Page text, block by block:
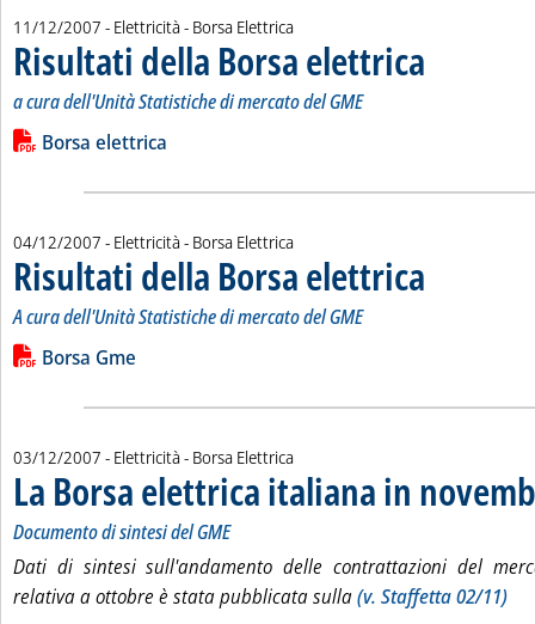
11/12/2007 - Elettricità - Borsa Elettrica
Risultati della Borsa elettrica
a cura dell'Unità Statistiche di mercato del GME
Leggi tutta la notizia: 'Risultati della Borsa elettrica '
Lista allegati PDF alla notizia
Borsa elettrica
04/12/2007 - Elettricità - Borsa Elettrica
Risultati della Borsa elettrica
A cura dell'Unità Statistiche di mercato del GME
Leggi tutta la notizia: 'Risultati della Borsa elettrica'
Lista allegati PDF alla notizia
Borsa Gme
03/12/2007 - Elettricità - Borsa Elettrica
La Borsa elettrica italiana in
Documento di sintesi del GME
Dati di sintesi sull'andamento delle contrattazioni del
relativa a ottobre è stata pubblicata sulla(v. Staffetta 02/11)